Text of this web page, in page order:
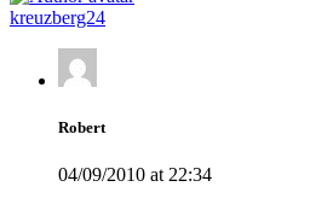
kreuzberg24
Robert
04/09/2010 at 22:34